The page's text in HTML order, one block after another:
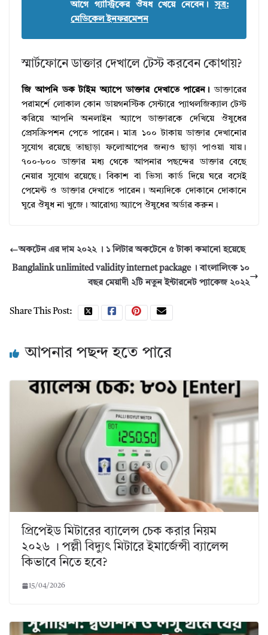
আগে গ্যাস্ট্রিকের ঔষধ খেয়ে নেবেন।সূত্র:
মেডিকেল ইনফরমেশন
স্মার্টফোনে ডাক্তার দেখালে টেস্ট করবেন কোথায়?
জি আপনি ডক টাইম অ্যাপে ডাক্তার দেখাতে পারেন। ডাক্তারের
পরামর্শে লোকাল কোন ডায়গনস্টিক সেন্টারে প্যাথলজিক্যাল টেস্ট
করিয়ে আপনি অনলাইন অ্যাপে ডাক্তারকে দেখিয়ে ঔষুধের
প্রেসক্রিপশন পেতে পারেন। মাত্র ১০০ টাকায় ডাক্তার দেখানোর
সুযোগ রয়েছে তাছাড়া ফলোআপের জন্যও ছাড়া পাওয়া যায়।
৭০০-৮০০ ডাক্তার মধ্য থেকে আপনার পছন্দের ডাক্তার বেছে
নেয়ার সুযোগ রয়েছে। বিকাশ বা ভিসা কার্ড দিয়ে ঘরে বসেই
পেমেন্ট ও ডাক্তার দেখাতে পারেন। অন্যদিকে দোকানে দোকানে
ঘুরে ঔষুধ না খুজে। আরোগ্য অ্যাপে ঔষুধের অর্ডার করুন।
অকটেন এর দাম ২০২২ । ১ লিটার অকটেনে ৫ টাকা কমানো হয়েছে
Banglalink unlimited validity internet package । বাংলালিংক ১০
বছর মেয়াদী ২টি নতুন ইন্টারনেট প্যাকেজ ২০২২
Share This Post:
আপনার পছন্দ হতে পারে
প্রিপেইড মিটারের ব্যালেন্স চেক করার নিয়ম
২০২৬ । পল্লী বিদ্যুৎ মিটারে ইমার্জেন্সী ব্যালেন্স
কিভাবে নিতে হবে?
15/04/2026